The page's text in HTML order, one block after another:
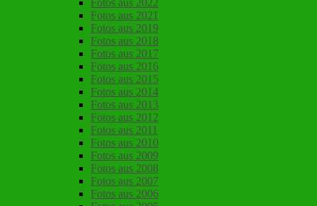
Fotos aus 2022
Fotos aus 2021
Fotos aus 2019
Fotos aus 2018
Fotos aus 2017
Fotos aus 2016
Fotos aus 2015
Fotos aus 2014
Fotos aus 2013
Fotos aus 2012
Fotos aus 2011
Fotos aus 2010
Fotos aus 2009
Fotos aus 2008
Fotos aus 2007
Fotos aus 2006